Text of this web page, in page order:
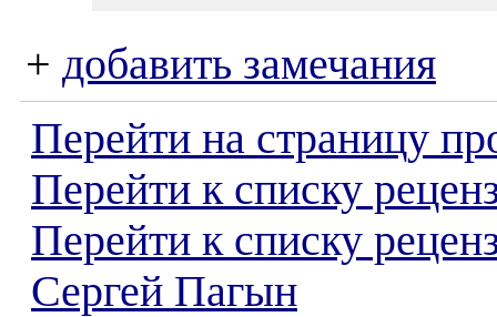
+ добавить замечания
Перейти на страницу
Перейти к списку
Перейти к списку
Сергей Пагын